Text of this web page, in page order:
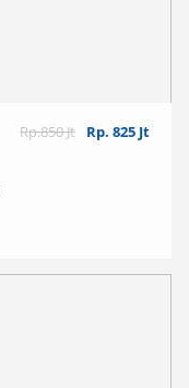
Rp.850 Jt Rp. 825 Jt